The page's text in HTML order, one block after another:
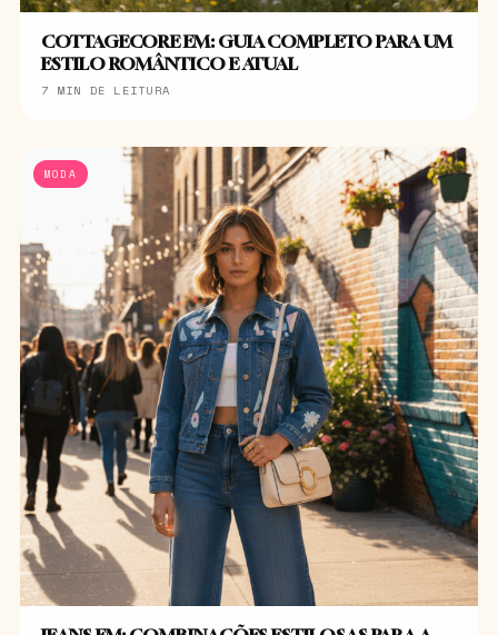
COTTAGECORE EM: GUIA COMPLETO PARA UM
ESTILO ROMÂNTICO E ATUAL
7 MIN DE LEITURA
MODA